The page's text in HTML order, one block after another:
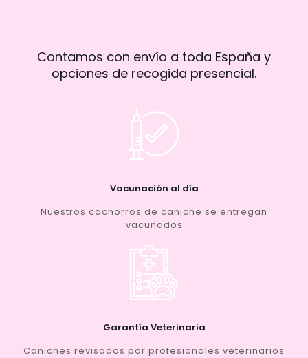
Contamos con envío a toda España y
opciones de recogida presencial.
Vacunación al día
Nuestros cachorros de caniche se entregan
vacunados
Garantía Veterinaria
Caniches revisados por profesionales veterinarios